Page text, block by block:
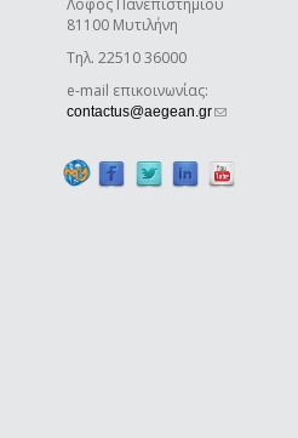
Λόφος Πανεπιστημίου
81100 Μυτιλήνη
Τηλ. 22510 36000
e-mail επικοινωνίας:
contactus@aegean.gr(link sends